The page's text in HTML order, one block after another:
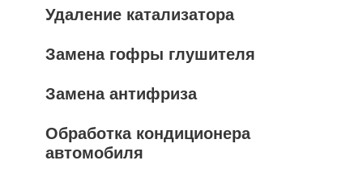
Удаление катализатора
Замена гофры глушителя
Замена антифриза
Обработка кондиционера
автомобиля